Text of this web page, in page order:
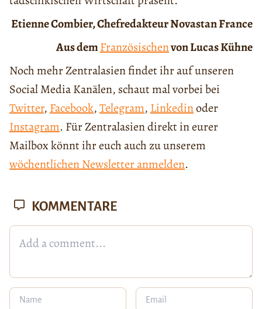
Etienne Combier, Chefredakteur Novastan France
Aus demFranzösischenvon Lucas Kühne
Noch mehr Zentralasien findet ihr auf unseren
Social Media Kanälen, schaut mal vorbei bei
Twitter, Facebook,Telegram, Linkedinoder
Instagram. Für Zentralasien direkt in eurer
Mailbox könnt ihr euch auch zu unserem
wöchentlichen Newsletter anmelden.
KOMMENTARE